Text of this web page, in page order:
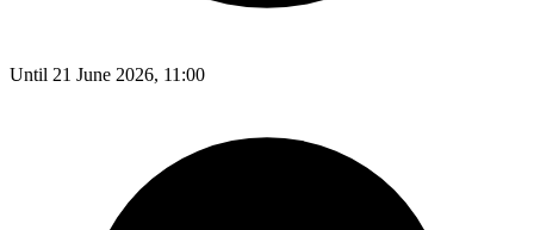
Until 21 June 2026, 11:00